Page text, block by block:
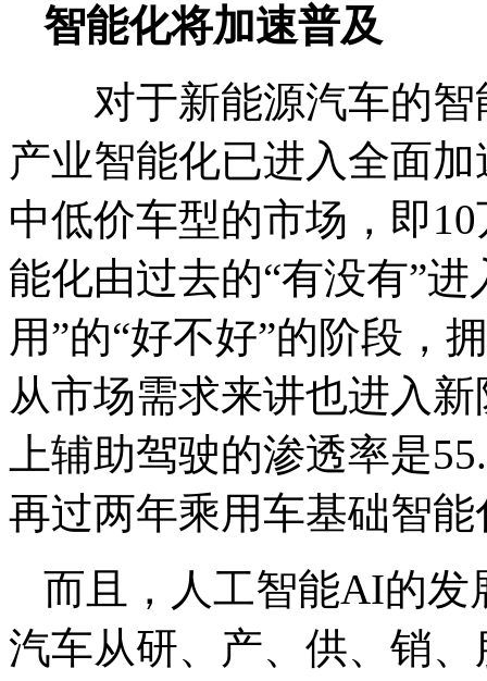
智能化将加速普及
对于新能源汽车的智
产业智能化已进入全面
中低价车型的市场，即
能化由过去的“有没有”
用”的“好不好”的阶段，
从市场需求来讲也进入
上辅助驾驶的渗透率是
再过两年乘用车基础智
而且，人工智能AI的发
汽车从研、产、供、销